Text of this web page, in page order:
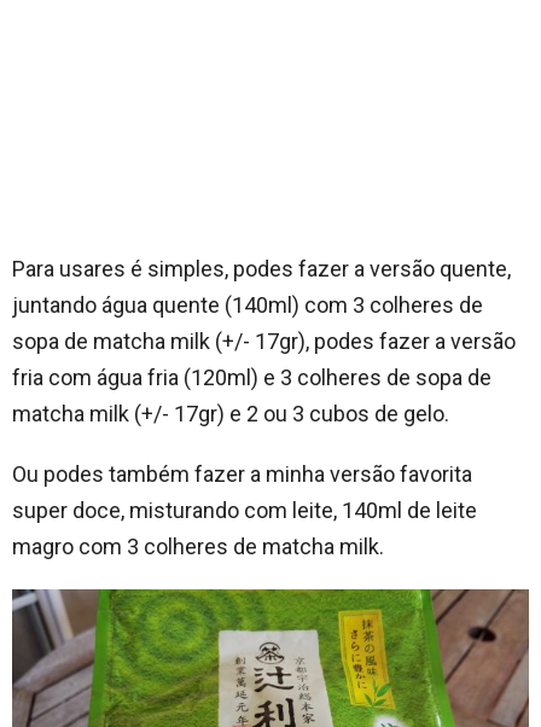
Para usares é simples, podes fazer a versão quente,
juntando água quente (140ml) com 3 colheres de
sopa de matcha milk (+/- 17gr), podes fazer a versão
fria com água fria (120ml) e 3 colheres de sopa de
matcha milk (+/- 17gr) e 2 ou 3 cubos de gelo.
Ou podes também fazer a minha versão favorita
super doce, misturando com leite, 140ml de leite
magro com 3 colheres de matcha milk.